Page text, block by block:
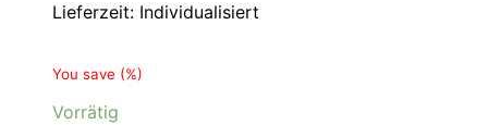
Lieferzeit: Individualisiert
You save (%)
Vorrätig